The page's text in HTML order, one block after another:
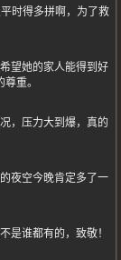
时得多拼啊，为了救
望她的家人能得到好
重。
，压力大到爆，真的
夜空今晚肯定多了一
是谁都有的，致敬！